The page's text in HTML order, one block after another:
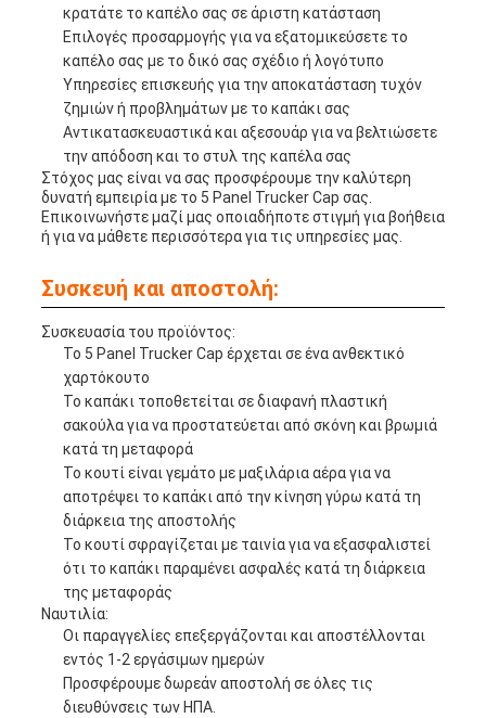
κρατάτε το καπέλο σας σε άριστη κατάσταση
Επιλογές προσαρμογής για να εξατομικεύσετε το
καπέλο σας με το δικό σας σχέδιο ή λογότυπο
Υπηρεσίες επισκευής για την αποκατάσταση τυχόν
ζημιών ή προβλημάτων με το καπάκι σας
Αντικατασκευαστικά και αξεσουάρ για να βελτιώσετε
την απόδοση και το στυλ της καπέλα σας
Στόχος μας είναι να σας προσφέρουμε την καλύτερη
δυνατή εμπειρία με το 5 Panel Trucker Cap σας.
Επικοινωνήστε μαζί μας οποιαδήποτε στιγμή για βοήθεια
ή για να μάθετε περισσότερα για τις υπηρεσίες μας.
Συσκευή και αποστολή:
Συσκευασία του προϊόντος:
Το 5 Panel Trucker Cap έρχεται σε ένα ανθεκτικό
χαρτόκουτο
Το καπάκι τοποθετείται σε διαφανή πλαστική
σακούλα για να προστατεύεται από σκόνη και βρωμιά
κατά τη μεταφορά
Το κουτί είναι γεμάτο με μαξιλάρια αέρα για να
αποτρέψει το καπάκι από την κίνηση γύρω κατά τη
διάρκεια της αποστολής
Το κουτί σφραγίζεται με ταινία για να εξασφαλιστεί
ότι το καπάκι παραμένει ασφαλές κατά τη διάρκεια
της μεταφοράς
Ναυτιλία:
Οι παραγγελίες επεξεργάζονται και αποστέλλονται
εντός 1-2 εργάσιμων ημερών
Προσφέρουμε δωρεάν αποστολή σε όλες τις
διευθύνσεις των ΗΠΑ.